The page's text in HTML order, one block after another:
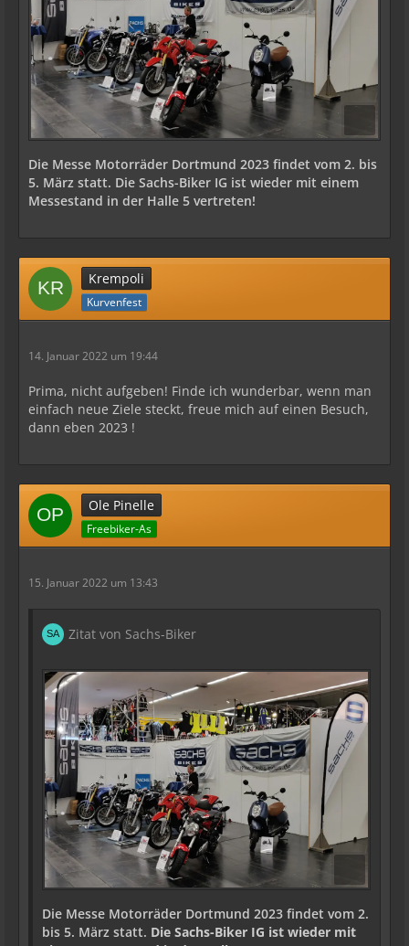
Die Messe Motorräder Dortmund 2023 findet vom 2. bis
5. März statt. Die Sachs-Biker IG ist wieder mit einem
Messestand in der Halle 5 vertreten!
Krempoli
Kurvenfest
14. Januar 2022 um 19:44
Prima, nicht aufgeben! Finde ich wunderbar, wenn man
einfach neue Ziele steckt, freue mich auf einen Besuch,
dann eben 2023 !
Ole Pinelle
Freebiker-As
15. Januar 2022 um 13:43
Zitat von Sachs-Biker
Die Messe Motorräder Dortmund 2023 findet vom 2.
bis 5. März statt. Die Sachs-Biker IG ist wieder mit